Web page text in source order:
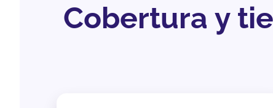
Cobertura y